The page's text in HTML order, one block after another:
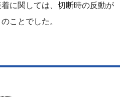
に関しては、切断時の反動が
ことでした。